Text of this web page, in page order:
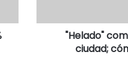
"Helado"
ciudad;